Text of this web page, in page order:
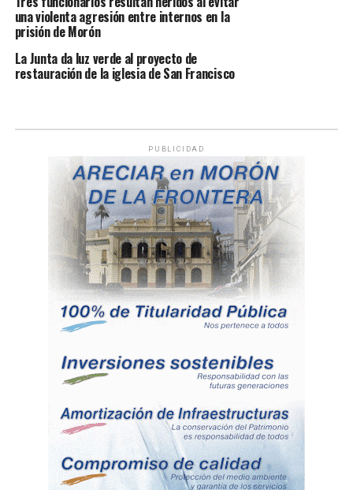
una violenta agresión entre internos en la
prisión de Morón
La Junta da luz verde al proyecto de
restauración de la iglesia de San Francisco
PUBLICIDAD